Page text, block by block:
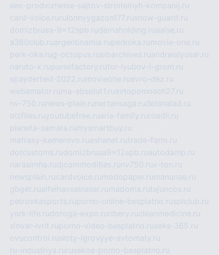
seo-prodvizhenie-sajtov-stroitelnyh-kompanij.ru
card-voice.ru rulonnyygazon177.rusnow-guard.ru
domizbrusa-9x12spb.rudemaholding.ruaalse.ru
a380club.ruargentinamia.ruperkoka.ru movie-one.ru
perk-oka.rug-octopus.rusibarchives.ruandreislyusar.ru
naruto-x.rupursefactory.rutor-lyubov-i-grom.ru
spayderhed-2022.ru movieone.ruevro-dez.ru
webamator.ru ma-absolut1.ruavtopomosch27.ru
nv-750.ru news-plain.ru nertansaga.rudelanalad.ru
dizfiles.ruyoutubefree.ruaria-family.ru roadli.ru
planeta-samara.ru mysmartbuy.ru
matrasy-kemerovo.ruashanet.rutrade-farm.ru
dotcustoms.rudomizbrusa9x12spb.ruautodamp.ru
narasimha.rudjcommodities.ru nv750.rux-ton.ru
newsplain.rucardvoice.ru modopaper.ru manunae.ru
gbget.rualfeihavsalnassr.ru madoma.rutajuncos.ru
petrovkasports.ruporno-online-besplatno.rusplclub.ru
york-life.rudoroga-expo.ru ribery.rucleanmedicine.ru
slovar-ivrit.ruporno-video-besplatno.ruseks-365.ru
ovucontrol.rusloty-igrovyye-avtomaty.ru
ru-industriya.ru russkoe-porno-besplatno.ru